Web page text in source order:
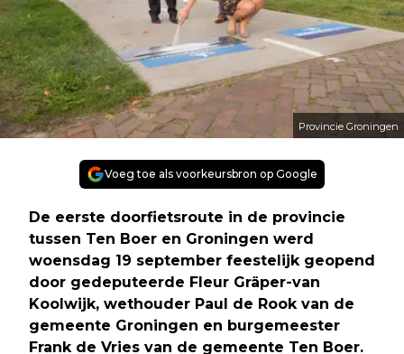
Provincie Groningen
Voeg toe als voorkeursbron op Google
De eerste doorfietsroute in de provincie
tussen Ten Boer en Groningen werd
woensdag 19 september feestelijk geopend
door gedeputeerde Fleur Gräper-van
Koolwijk, wethouder Paul de Rook van de
gemeente Groningen en burgemeester
Frank de Vries van de gemeente Ten Boer.